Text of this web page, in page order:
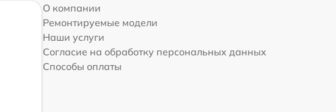
О компании
Ремонтируемые модели
Наши услуги
Согласие на обработку персональных данных
Способы оплаты